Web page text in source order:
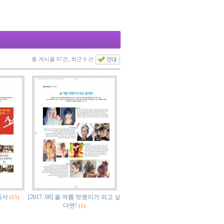
총 게시물 97건, 최근 0 건
서 (15)
[2017. 08] 올 여름 멋쟁이가 되고 싶
다면! (1)